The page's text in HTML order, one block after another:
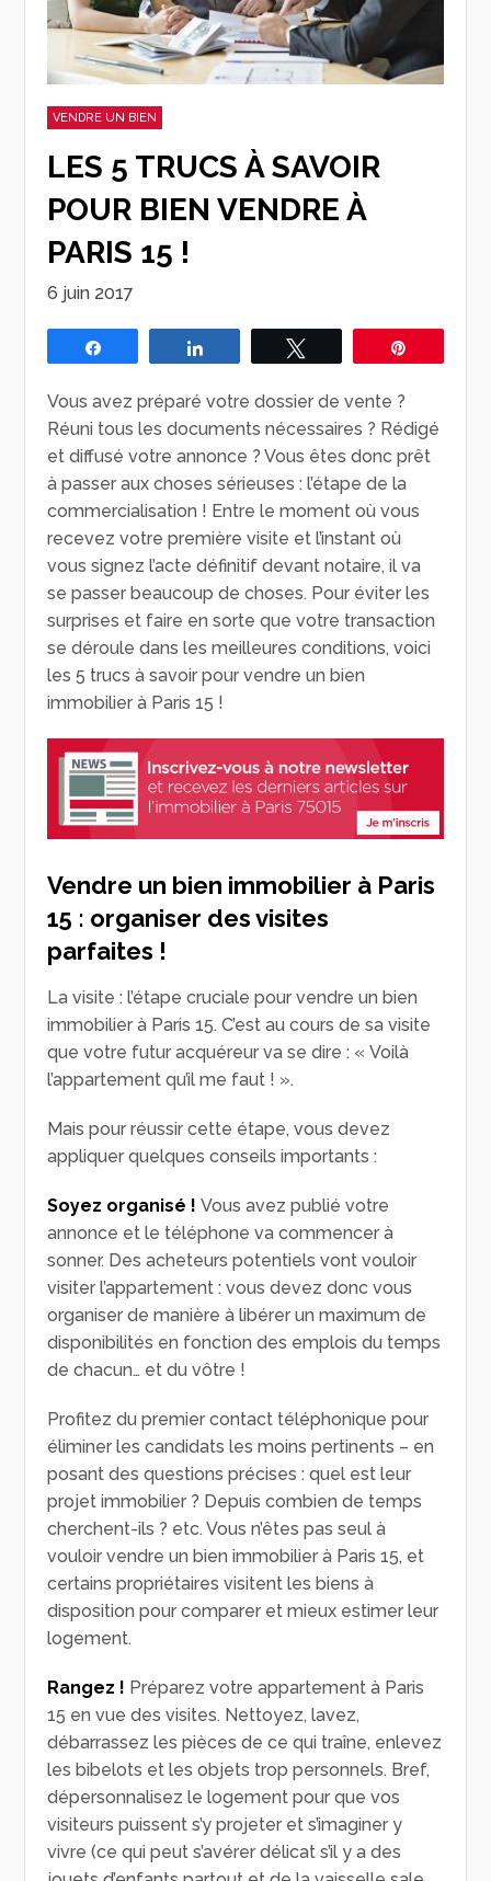
VENDRE UN BIEN
LES 5 TRUCS À SAVOIR
POUR BIEN VENDRE À
PARIS 15 !
6 juin 2017
Vous avez préparé votre dossier de vente ?
Réuni tous les documents nécessaires ? Rédigé
et diffusé votre annonce ? Vous êtes donc prêt
à passer aux choses sérieuses : l’étape de la
commercialisation ! Entre le moment où vous
recevez votre première visite et l’instant où
vous signez l’acte définitif devant notaire, il va
se passer beaucoup de choses. Pour éviter les
surprises et faire en sorte que votre transaction
se déroule dans les meilleures conditions, voici
les 5 trucs à savoir pour vendre un bien
immobilier à Paris 15 !
Vendre un bien immobilier à Paris
15 : organiser des visites
parfaites !
La visite : l’étape cruciale pour vendre un bien
immobilier à Paris 15. C’est au cours de sa visite
que votre futur acquéreur va se dire : « Voilà
l’appartement qu’il me faut ! ».
Mais pour réussir cette étape, vous devez
appliquer quelques conseils importants :
Soyez organisé !Vous avez publié votre
annonce et le téléphone va commencer à
sonner. Des acheteurs potentiels vont vouloir
visiter l’appartement : vous devez donc vous
organiser de manière à libérer un maximum de
disponibilités en fonction des emplois du temps
de chacun… et du vôtre !
Profitez du premier contact téléphonique pour
éliminer les candidats les moins pertinents – en
posant des questions précises : quel est leur
projet immobilier ? Depuis combien de temps
cherchent-ils ? etc. Vous n’êtes pas seul à
vouloir vendre un bien immobilier à Paris 15, et
certains propriétaires visitent les biens à
disposition pour comparer et mieux estimer leur
logement.
Rangez ! Préparez votre appartement à Paris
15 en vue des visites. Nettoyez, lavez,
débarrassez les pièces de ce qui traîne, enlevez
les bibelots et les objets trop personnels. Bref,
dépersonnalisez le logement pour que vos
visiteurs puissent s’y projeter et s’imaginer y
vivre (ce qui peut s’avérer délicat s’il y a des